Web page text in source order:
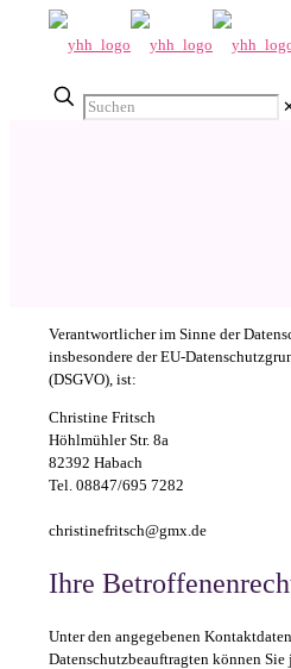
Verantwortlicher im Sinne der
insbesondere der EU-
(DSGVO), ist:
Christine Fritsch
Höhlmühler Str. 8a
82392 Habach
Tel. 08847/695 7282
christinefritsch@gmx.de
Ihre
Unter den angegebenen
Datenschutzbeauftragten können Sie